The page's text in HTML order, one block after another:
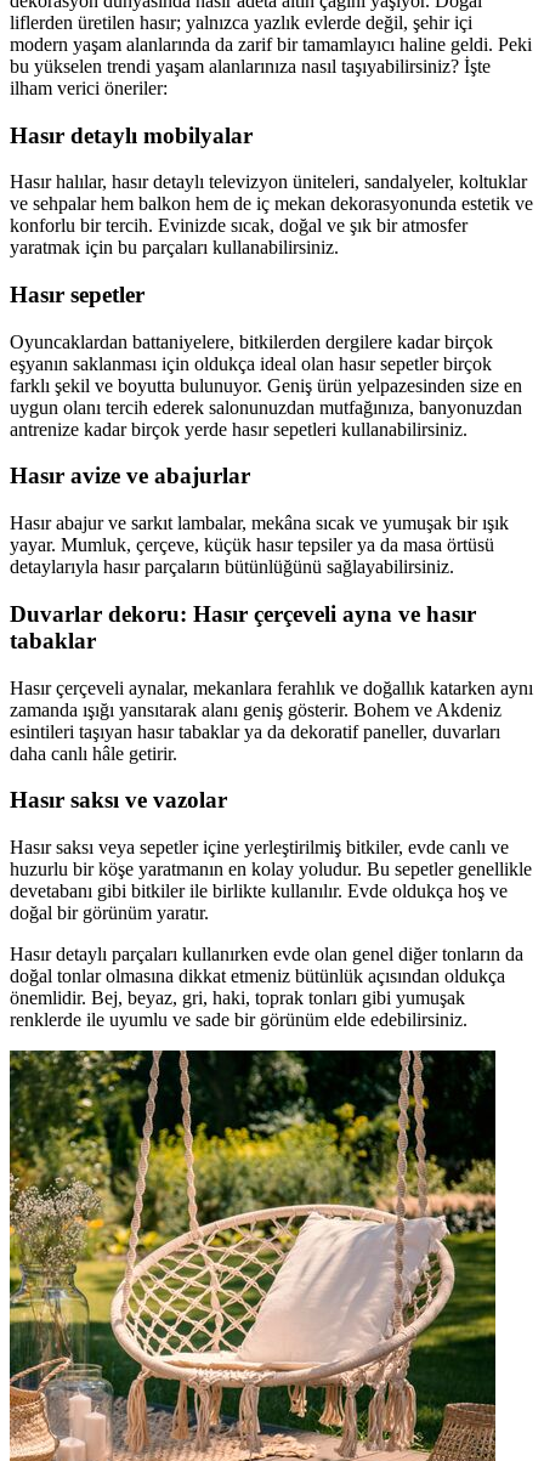
liflerden üretilen hasır; yalnızca yazlık evlerde değil, şehir içi
modern yaşam alanlarında da zarif bir tamamlayıcı haline geldi. Peki
bu yükselen trendi yaşam alanlarınıza nasıl taşıyabilirsiniz? İşte
ilham verici öneriler:
Hasır detaylı mobilyalar
Hasır halılar, hasır detaylı televizyon üniteleri, sandalyeler, koltuklar
ve sehpalar hem balkon hem de iç mekan dekorasyonunda estetik ve
konforlu bir tercih. Evinizde sıcak, doğal ve şık bir atmosfer
yaratmak için bu parçaları kullanabilirsiniz.
Hasır sepetler
Oyuncaklardan battaniyelere, bitkilerden dergilere kadar birçok
eşyanın saklanması için oldukça ideal olan hasır sepetler birçok
farklı şekil ve boyutta bulunuyor. Geniş ürün yelpazesinden size en
uygun olanı tercih ederek salonunuzdan mutfağınıza, banyonuzdan
antrenize kadar birçok yerde hasır sepetleri kullanabilirsiniz.
Hasır avize ve abajurlar
Hasır abajur ve sarkıt lambalar, mekâna sıcak ve yumuşak bir ışık
yayar. Mumluk, çerçeve, küçük hasır tepsiler ya da masa örtüsü
detaylarıyla hasır parçaların bütünlüğünü sağlayabilirsiniz.
Duvarlar dekoru: Hasır çerçeveli ayna ve hasır
tabaklar
Hasır çerçeveli aynalar, mekanlara ferahlık ve doğallık katarken aynı
zamanda ışığı yansıtarak alanı geniş gösterir. Bohem ve Akdeniz
esintileri taşıyan hasır tabaklar ya da dekoratif paneller, duvarları
daha canlı hâle getirir.
Hasır saksı ve vazolar
Hasır saksı veya sepetler içine yerleştirilmiş bitkiler, evde canlı ve
huzurlu bir köşe yaratmanın en kolay yoludur. Bu sepetler genellikle
devetabanı gibi bitkiler ile birlikte kullanılır. Evde oldukça hoş ve
doğal bir görünüm yaratır.
Hasır detaylı parçaları kullanırken evde olan genel diğer tonların da
doğal tonlar olmasına dikkat etmeniz bütünlük açısından oldukça
önemlidir. Bej, beyaz, gri, haki, toprak tonları gibi yumuşak
renklerde ile uyumlu ve sade bir görünüm elde edebilirsiniz.